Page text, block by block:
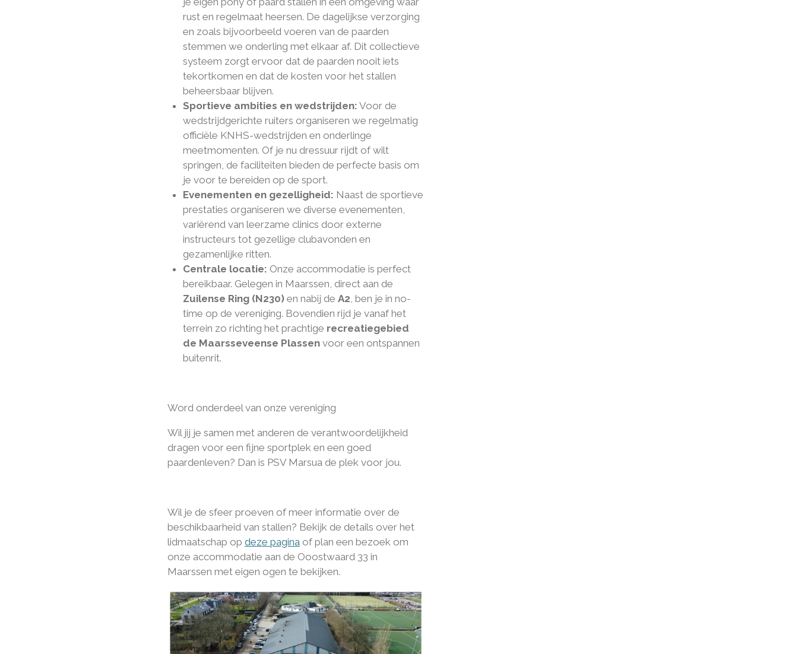
rust en regelmaat heersen. De dagelijkse verzorging
en zoals bijvoorbeeld voeren van de paarden
stemmen we onderling met elkaar af. Dit collectieve
systeem zorgt ervoor dat de paarden nooit iets
tekortkomen en dat de kosten voor het stallen
beheersbaar blijven.
Sportieve ambities en wedstrijden: Voor de
wedstrijdgerichte ruiters organiseren we regelmatig
officiële KNHS-wedstrijden en onderlinge
meetmomenten. Of je nu dressuur rijdt of wilt
springen, de faciliteiten bieden de perfecte basis om
je voor te bereiden op de sport.
Evenementen en gezelligheid: Naast de sportieve
prestaties organiseren we diverse evenementen,
variërend van leerzame clinics door externe
instructeurs tot gezellige clubavonden en
gezamenlijke ritten.
Centrale locatie: Onze accommodatie is perfect
bereikbaar. Gelegen in Maarssen, direct aan de
Zuilense Ring (N230)en nabij de A2, ben je in no-
time op de vereniging. Bovendien rijd je vanaf het
terrein zo richting het prachtige recreatiegebied
de Maarsseveense Plassenvoor een ontspannen
buitenrit.
Word onderdeel van onze vereniging
Wil jij je samen met anderen de verantwoordelijkheid
dragen voor een fijne sportplek en een goed
paardenleven? Dan is PSV Marsua de plek voor jou.
Wil je de sfeer proeven of meer informatie over de
beschikbaarheid van stallen? Bekijk de details over het
lidmaatschap op deze pagina of plan een bezoek om
onze accommodatie aan de Ooostwaard 33 in
Maarssen met eigen ogen te bekijken.